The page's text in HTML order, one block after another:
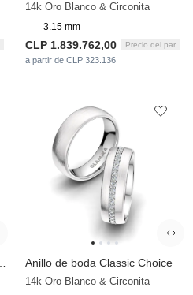
14k Oro Blanco & Circonita
3.15 mm
CLP 1.839.762,00 Precio del par
a partir de CLP 323.136
Anillo de boda Classic Choice
14k Oro Blanco & Circonita